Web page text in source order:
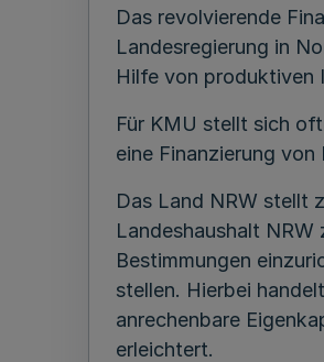
Das revolvierende
Landesregierung in
Hilfe von produktiven
Für KMU stellt sich
eine Finanzierung
Das Land NRW stellt
Landeshaushalt
Bestimmungen
stellen. Hierbei
anrechenbare
erleichtert.